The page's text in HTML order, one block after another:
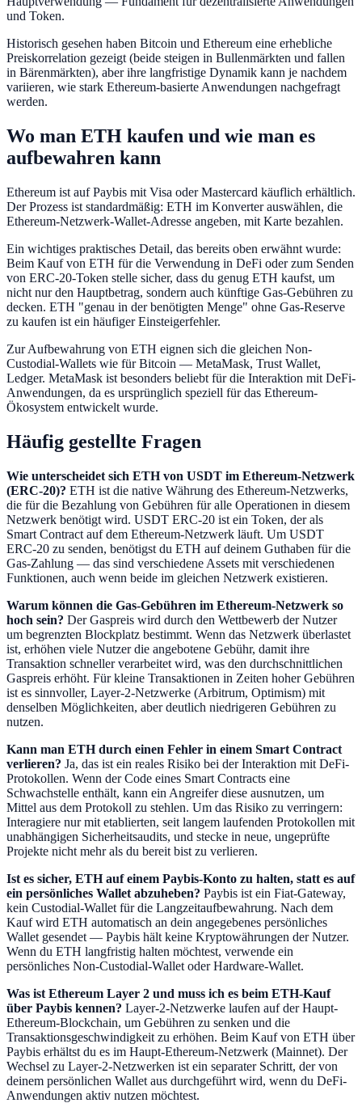
und Token.
Historisch gesehen haben Bitcoin und Ethereum eine erhebliche
Preiskorrelation gezeigt (beide steigen in Bullenmärkten und fallen
in Bärenmärkten), aber ihre langfristige Dynamik kann je nachdem
variieren, wie stark Ethereum-basierte Anwendungen nachgefragt
werden.
Wo man ETH kaufen und wie man es
aufbewahren kann
Ethereum ist auf Paybis mit Visa oder Mastercard käuflich erhältlich.
Der Prozess ist standardmäßig: ETH im Konverter auswählen, die
Ethereum-Netzwerk-Wallet-Adresse angeben, mit Karte bezahlen.
Ein wichtiges praktisches Detail, das bereits oben erwähnt wurde:
Beim Kauf von ETH für die Verwendung in DeFi oder zum Senden
von ERC-20-Token stelle sicher, dass du genug ETH kaufst, um
nicht nur den Hauptbetrag, sondern auch künftige Gas-Gebühren zu
decken. ETH "genau in der benötigten Menge" ohne Gas-Reserve
zu kaufen ist ein häufiger Einsteigerfehler.
Zur Aufbewahrung von ETH eignen sich die gleichen Non-
Custodial-Wallets wie für Bitcoin — MetaMask, Trust Wallet,
Ledger. MetaMask ist besonders beliebt für die Interaktion mit DeFi-
Anwendungen, da es ursprünglich speziell für das Ethereum-
Ökosystem entwickelt wurde.
Häufig gestellte Fragen
Wie unterscheidet sich ETH von USDT im Ethereum-Netzwerk
(ERC-20)? ETH ist die native Währung des Ethereum-Netzwerks,
die für die Bezahlung von Gebühren für alle Operationen in diesem
Netzwerk benötigt wird. USDT ERC-20 ist ein Token, der als
Smart Contract auf dem Ethereum-Netzwerk läuft. Um USDT
ERC-20 zu senden, benötigst du ETH auf deinem Guthaben für die
Gas-Zahlung — das sind verschiedene Assets mit verschiedenen
Funktionen, auch wenn beide im gleichen Netzwerk existieren.
Warum können die Gas-Gebühren im Ethereum-Netzwerk so
hoch sein? Der Gaspreis wird durch den Wettbewerb der Nutzer
um begrenzten Blockplatz bestimmt. Wenn das Netzwerk überlastet
ist, erhöhen viele Nutzer die angebotene Gebühr, damit ihre
Transaktion schneller verarbeitet wird, was den durchschnittlichen
Gaspreis erhöht. Für kleine Transaktionen in Zeiten hoher Gebühren
ist es sinnvoller, Layer-2-Netzwerke (Arbitrum, Optimism) mit
denselben Möglichkeiten, aber deutlich niedrigeren Gebühren zu
nutzen.
Kann man ETH durch einen Fehler in einem Smart Contract
verlieren? Ja, das ist ein reales Risiko bei der Interaktion mit DeFi-
Protokollen. Wenn der Code eines Smart Contracts eine
Schwachstelle enthält, kann ein Angreifer diese ausnutzen, um
Mittel aus dem Protokoll zu stehlen. Um das Risiko zu verringern:
Interagiere nur mit etablierten, seit langem laufenden Protokollen mit
unabhängigen Sicherheitsaudits, und stecke in neue, ungeprüfte
Projekte nicht mehr als du bereit bist zu verlieren.
Ist es sicher, ETH auf einem Paybis-Konto zu halten, statt es auf
ein persönliches Wallet abzuheben? Paybis ist ein Fiat-Gateway,
kein Custodial-Wallet für die Langzeitaufbewahrung. Nach dem
Kauf wird ETH automatisch an dein angegebenes persönliches
Wallet gesendet — Paybis hält keine Kryptowährungen der Nutzer.
Wenn du ETH langfristig halten möchtest, verwende ein
persönliches Non-Custodial-Wallet oder Hardware-Wallet.
Was ist Ethereum Layer 2 und muss ich es beim ETH-Kauf
über Paybis kennen? Layer-2-Netzwerke laufen auf der Haupt-
Ethereum-Blockchain, um Gebühren zu senken und die
Transaktionsgeschwindigkeit zu erhöhen. Beim Kauf von ETH über
Paybis erhältst du es im Haupt-Ethereum-Netzwerk (Mainnet). Der
Wechsel zu Layer-2-Netzwerken ist ein separater Schritt, der von
deinem persönlichen Wallet aus durchgeführt wird, wenn du DeFi-
Anwendungen aktiv nutzen möchtest.